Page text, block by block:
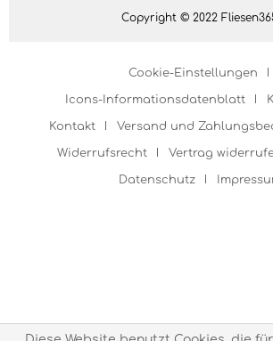
Copyright © 2022
Cookie-Einstellungen
Icons-Informationsdatenblatt
Kontakt Versand und
Widerrufsrecht Vertrag
Datenschutz